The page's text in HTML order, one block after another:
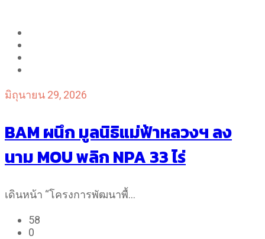
มิถุนายน 29, 2026
BAM ผนึก มูลนิธิแม่ฟ้าหลวงฯ ลง
นาม MOU พลิก NPA 33 ไร่
เดินหน้า “โครงการพัฒนาพื้…
58
0